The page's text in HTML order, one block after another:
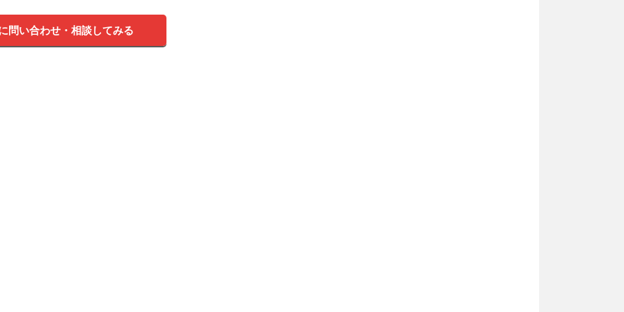
問い合わせ・相談してみる